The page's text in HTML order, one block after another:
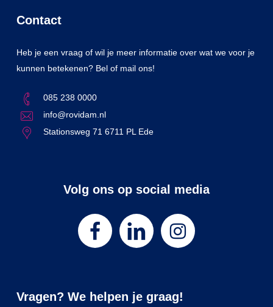
Contact
Heb je een vraag of wil je meer informatie over wat we voor je
kunnen betekenen? Bel of mail ons!
085 238 0000
info@rovidam.nl
Stationsweg 71 6711 PL Ede
Volg ons op social media
Vragen? We helpen je graag!